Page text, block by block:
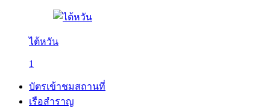
ไต้หวัน
1
บัตรเข้าชมสถานที่
เรือสำราญ